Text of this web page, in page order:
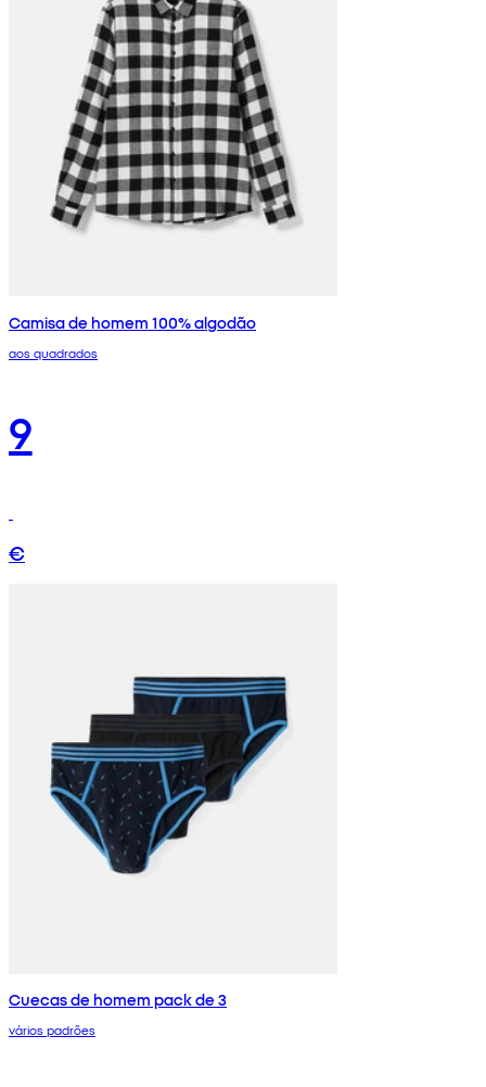
Camisa de homem 100% algodão
aos quadrados
9
€
Cuecas de homem pack de 3
vários padrões